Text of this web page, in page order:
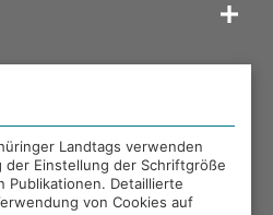
LANDTAGS
Landtags verwenden
der Einstellung der Schriftgröße
Publikationen. Detaillierte
von Cookies auf